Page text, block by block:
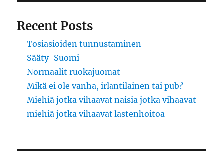
Recent Posts
Tosiasioiden tunnustaminen
Sääty-Suomi
Normaalit ruokajuomat
Mikä ei ole vanha, irlantilainen tai pub?
Miehiä jotka vihaavat naisia jotka vihaavat
miehiä jotka vihaavat lastenhoitoa